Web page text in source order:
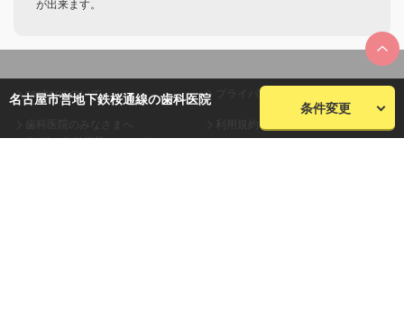
名古屋市営地下鉄桜通線の歯科医院
条件変更
が出来ます。
seekerについて
歯科医院のみなさまへ
(無料・有料掲載について)
プライバシーポリシー